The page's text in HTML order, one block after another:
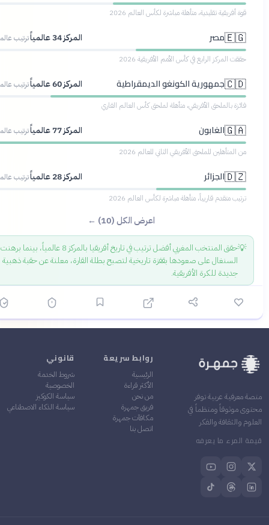
قوة أفريقية تقليدية، متأهلة مباشرة لكأس العالم 2026
🇪🇬مصر
ترتيب عالمي
حققت المركز الرابع في كأس الأمم الأفريقية 2026
🇨🇩جمهورية الكونغو الديمقراطية
ترتيب عالمي
فائزة بالملحق الأفريقي، متأهلة لملحق كأس العالم القاري
🇬🇦الغابون
ترتيب عالمي
من المتأهلين للملحق الأفريقي الثاني للعالم 2026
🇩🇿الجزائر
ترتيب عالمي
ترتيب متقدم قاريياً، متأهلة مباشرة لكأس العالم 2026
اعرض الكل (10) ←
حقق المنتخب المغربي أفضل ترتيب في تاريخ أفريقيا بالمركز 8 عالمياً، بينما برهنت
السنغال على صعودها بقفزة تاريخية لتصبح بطلة القارة، معلنة عن حقبة ذهبية
جديدة للكرة الأفريقية.
عربية توفر
موثوقاً ومنظماً في
والثقافة والفكر
المرء ما يعرفه
روابط سريعة
الأكثر قراءة
من نحن
فريق جمهرة
مكافآت جمهرة
اتصل بنا
قانوني
شروط الخدمة
الخصوصية
سياسة الكوكيز
سياسة الذكاء الاصطناعي